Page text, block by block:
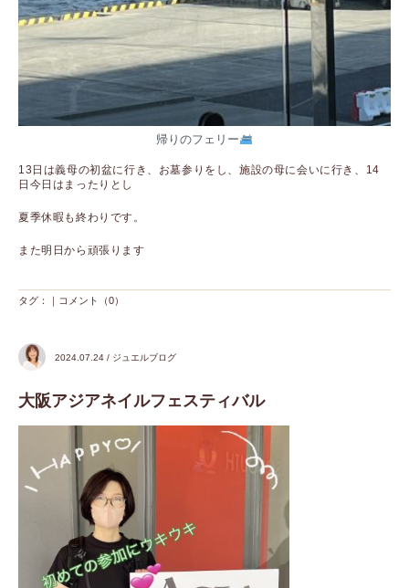
帰りのフェリー
13日は義母の初盆に行き、お墓参りをし、施設の母に会いに行き、14
日今日はまったりとし
夏季休暇も終わりです。
また明日から頑張ります
タグ：｜ コメント（0）
2024.07.24 / ジュエルブログ
大阪アジアネイルフェスティバル